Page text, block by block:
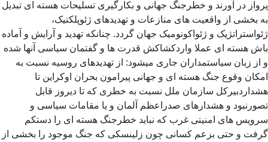
پرواز در آورند و خطرجنگ جهانی و بکارگیری تسلیحات هسته ای تبدیل
به بخشی از واقعیت های منازعات و تهدیدهای ژئوپلکتیک،
ژئواستراتژیک و ژئواکونومیک جهان گردد. چنانکه تهدید و آرایش و آماده
باش هسته ای عملا واردکشاکش قدرت ها و گفتمان سیاسی آنها شده
و از زبان سیاستمداران جاری میشود: از تهدیدهای روسیه نسبت به
امکان وقوع جنگ هسته ای و جهانی پیرامون بحران اوکراین تا
هشداردبیرکل سازمان ملل نسبت به خطری که تا دیروز قابل
تصورنبود و هشدارهای صدراعظم آلمان و یا مقامات سیاسی و
سرویس های امنیتی غرب که نباید خطرجنگ هسته ای را دستکم
گرفت و حتی بزعم کسانی چون زلینسکی که جنگ موجود را بخشی از